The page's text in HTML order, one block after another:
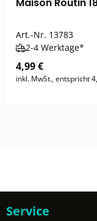
Art.-Nr. 13783
2-4 Werktage*
4,99 €
inkl. MwSt., entspricht
Service